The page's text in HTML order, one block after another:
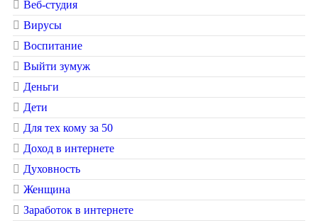
Веб-студия
Вирусы
Воспитание
Выйти зумуж
Деньги
Дети
Для тех кому за 50
Доход в интернете
Духовность
Женщина
Заработок в интернете